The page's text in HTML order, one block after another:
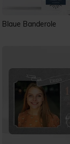
Blaue Banderole